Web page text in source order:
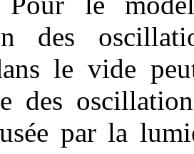
des
le vide
des
par la